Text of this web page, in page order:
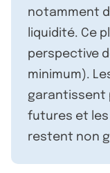
notamment
liquidité. Ce
perspective
minimum).
garantissent
futures et
restent non